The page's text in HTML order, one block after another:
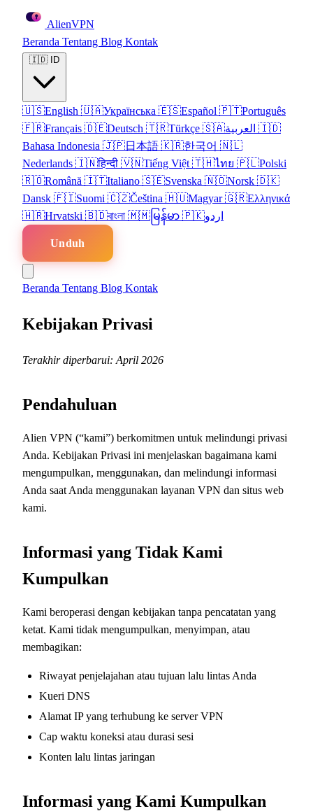
AlienVPN
Beranda Tentang Blog Kontak
🇮🇩 ID
🇺🇸English 🇺🇦Українська 🇪🇸Español 🇵🇹Português
🇫🇷Français 🇩🇪Deutsch 🇹🇷Türkçe 🇸🇦
🇮🇩
Bahasa Indonesia 🇯🇵日本語 🇰🇷한국어 🇳🇱
Nederlands 🇮🇳हिन्दी 🇻🇳Tiếng Việt 🇹🇭ไทย 🇵🇱Polski
🇷🇴Română 🇮🇹Italiano 🇸🇪Svenska 🇳🇴Norsk 🇩🇰
Dansk 🇫🇮Suomi 🇨🇿Čeština 🇭🇺Magyar🇬🇷Ελληνικά
🇭🇷Hrvatski 🇧🇩বাংলা 🇲🇲 မြန်မာ 🇵🇰اردو
Unduh
Beranda Tentang Blog Kontak
Kebijakan Privasi
Terakhir diperbarui: April 2026
Pendahuluan
Alien VPN (“kami”) berkomitmen untuk melindungi privasi
Anda. Kebijakan Privasi ini menjelaskan bagaimana kami
mengumpulkan, menggunakan, dan melindungi informasi
Anda saat Anda menggunakan layanan VPN dan situs web
kami.
Informasi yang Tidak Kami
Kumpulkan
Kami beroperasi dengan kebijakan tanpa pencatatan yang
ketat. Kami tidak mengumpulkan, menyimpan, atau
membagikan:
Riwayat penjelajahan atau tujuan lalu lintas Anda
Kueri DNS
Alamat IP yang terhubung ke server VPN
Cap waktu koneksi atau durasi sesi
Konten lalu lintas jaringan
Informasi yang Kami Kumpulkan